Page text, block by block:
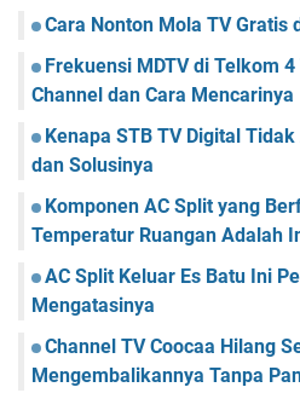
Cara Nonton Mola TV Gratis
Frekuensi MDTV di Telkom
Channel dan Cara Mencarinya
Kenapa STB TV Digital
dan Solusinya
Komponen AC Split yang
Temperatur Ruangan Adalah
AC Split Keluar Es Batu Ini
Mengatasinya
Channel TV Coocaa Hilang
Mengembalikannya Tanpa